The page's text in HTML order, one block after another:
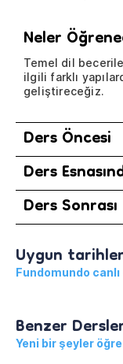
Neler
Temel dil
ilgili farklı
geliştireceğiz.
Ders Öncesi
Ders
Ders Sonrası
Uygun tarihler
Fundomundo
Benzer
Yeni bir şeyler